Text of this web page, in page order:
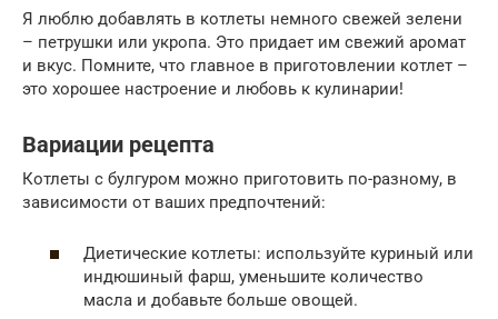
Я люблю добавлять в котлеты немного свежей зелени
– петрушки или укропа. Это придает им свежий аромат
и вкус. Помните, что главное в приготовлении котлет –
это хорошее настроение и любовь к кулинарии!
Вариации рецепта
Котлеты с булгуром можно приготовить по-разному, в
зависимости от ваших предпочтений:
Диетические котлеты: используйте куриный или
индюшиный фарш, уменьшите количество
масла и добавьте больше овощей.